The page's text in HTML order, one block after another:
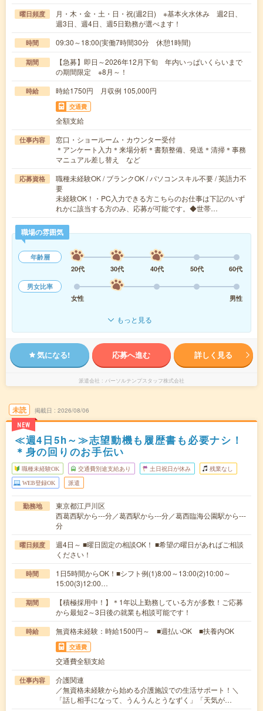
曜日頻度
月・木・金・土・日・祝(週2日) ※基本火水休み 週2日、
週3日、週4日、週5日勤務が選べます！
時間 09:30～18:00(実働7時間30分 休憩1時間)
期間
【急募】即日～2026年12月下旬 年内いっぱいくらいまで
の期間限定 ※8月～！
時給 時給1750円 月収例 105,000円
交通費
全額支給
仕事内容
窓口・ショールーム・カウンター受付
＊アンケート入力＊来場分析＊書類整備、発送＊清掃＊事務
マニュアル差し替え など
応募資格
職種未経験OK / ブランクOK / パソコンスキル不要 / 英語力不
要
未経験OK！・PC入力できる方こちらのお仕事は下記のいず
れかに該当する方のみ、応募が可能です。◆世帯…
職場の雰囲気
年齢層
20代
30代 40代 50代
60代
男女比率
女性
男性
もっと見る
気になる! 応募へ進む 詳しく見る
派遣会社 パーソルテンプスタッフ株式会社
未読
NEW
掲載日 2026/08/06
≪週4日5h～≫志望動機も履歴書も必要ナシ！
＊身の回りのお手伝い
職種未経験OK 交通費別途支給あり 土日祝日が休み 残業なし
WEB登録OK 派遣
勤務地
東京都江戸川区
西葛西駅から---分／葛西駅から---分／葛西臨海公園駅から---
分
曜日頻度
週4日～ ■曜日固定の相談OK！ ■希望の曜日があればご相談
ください！
時間
1日5時間からOK！■シフト例(1)8:00～13:00(2)10:00～
15:00(3)12:00…
期間
【積極採用中！】＊1年以上勤務している方が多数！ご応募
から最短2～3日後の就業も相談可能です！
時給 無資格未経験：時給1500円～ ■週払いOK ■扶養内OK
交通費
交通費全額支給
仕事内容
介護関連
／無資格未経験から始める介護施設での生活サポート！＼
「話し相手になって、うんうんとうなずく」「天気が…